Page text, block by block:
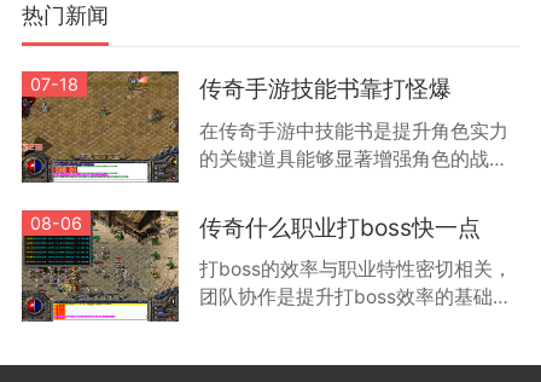
热门新闻
07-18 传奇手游技能书靠打怪爆
在传奇手游中技能书是提升角色实力
的关键道具能够显著增强角色的战斗
能书主要通过击败怪物获得不同等级
的怪物掉落技能书的品质和类型有所
差
08-06 传奇什么职业打boss快一点
打boss的效率与职业特性密切相关，
团队协作是提升打boss效率的基础方